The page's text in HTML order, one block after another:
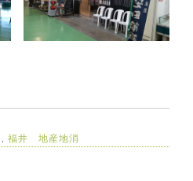
福井 地産地消